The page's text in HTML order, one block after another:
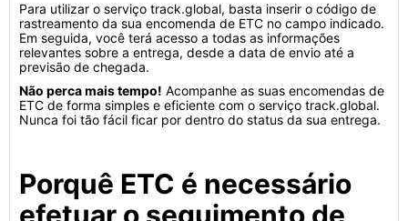
Para utilizar o serviço track.global, basta inserir o código de
rastreamento da sua encomenda de ETC no campo indicado.
Em seguida, você terá acesso a todas as informações
relevantes sobre a entrega, desde a data de envio até a
previsão de chegada.
Não perca mais tempo! Acompanhe as suas encomendas de
ETC de forma simples e eficiente com o serviço track.global.
Nunca foi tão fácil ficar por dentro do status da sua entrega.
Porquê ETC é necessário